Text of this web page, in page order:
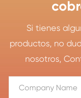
Si tienes
productos, no
nosotros,